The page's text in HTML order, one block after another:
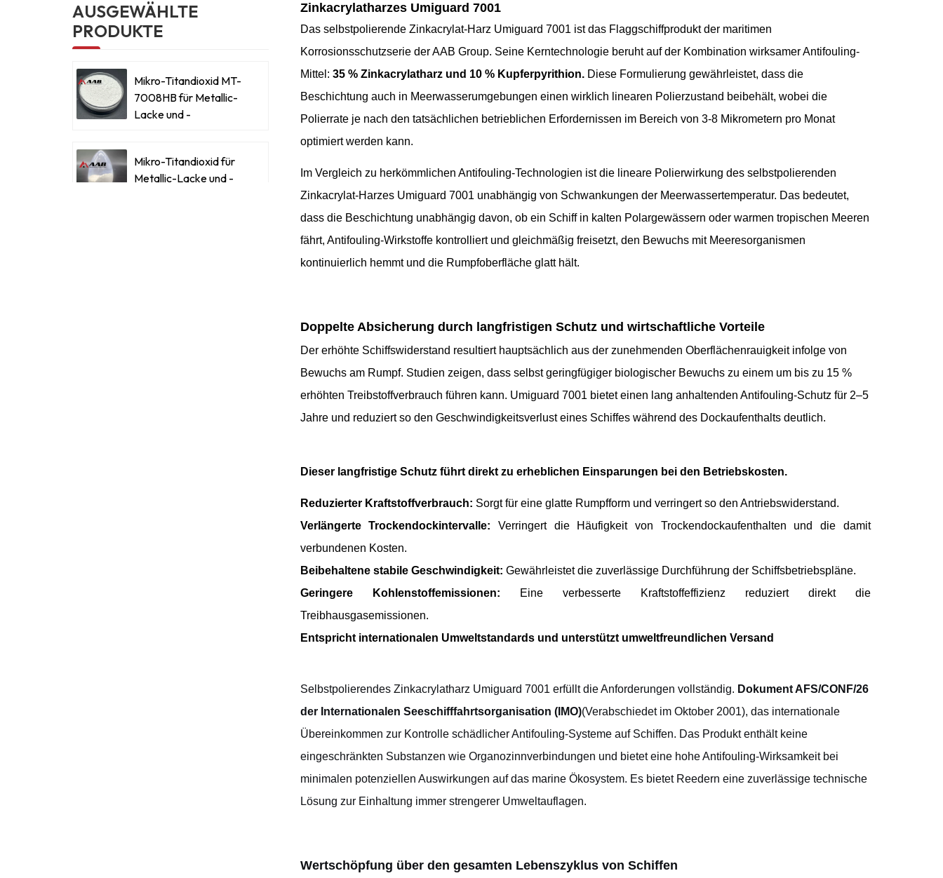
Zinkacrylatharzes Umiguard 7001
Das selbstpolierende Zinkacrylat-Harz Umiguard 7001 ist das Flaggschiffprodukt der maritimen
Korrosionsschutzserie der AAB Group. Seine Kerntechnologie beruht auf der Kombination wirksamer Antifouling-
Mittel: 35 % Zinkacrylatharz und 10 % Kupferpyrithion.Diese Formulierung gewährleistet, dass die
Beschichtung auch in Meerwasserumgebungen einen wirklich linearen Polierzustand beibehält, wobei die
Polierrate je nach den tatsächlichen betrieblichen Erfordernissen im Bereich von 3-8 Mikrometern pro Monat
optimiert werden kann.
Im Vergleich zu herkömmlichen Antifouling-Technologien ist die lineare Polierwirkung des selbstpolierenden
Zinkacrylat-Harzes Umiguard 7001 unabhängig von Schwankungen der Meerwassertemperatur. Das bedeutet,
dass die Beschichtung unabhängig davon, ob ein Schiff in kalten Polargewässern oder warmen tropischen Meeren
fährt, Antifouling-Wirkstoffe kontrolliert und gleichmäßig freisetzt, den Bewuchs mit Meeresorganismen
kontinuierlich hemmt und die Rumpfoberfläche glatt hält.
Doppelte Absicherung durch langfristigen Schutz und wirtschaftliche Vorteile
Der erhöhte Schiffswiderstand resultiert hauptsächlich aus der zunehmenden Oberflächenrauigkeit infolge von
Bewuchs am Rumpf. Studien zeigen, dass selbst geringfügiger biologischer Bewuchs zu einem um bis zu 15 %
erhöhten Treibstoffverbrauch führen kann. Umiguard 7001 bietet einen lang anhaltenden Antifouling-Schutz für 2–5
Jahre und reduziert so den Geschwindigkeitsverlust eines Schiffes während des Dockaufenthalts deutlich.
Dieser langfristige Schutz führt direkt zu erheblichen Einsparungen bei den Betriebskosten.
Reduzierter Kraftstoffverbrauch: Sorgt für eine glatte Rumpfform und verringert so den Antriebswiderstand.
Verlängerte Trockendockintervalle: Verringert die Häufigkeit von Trockendockaufenthalten und die damit
verbundenen Kosten.
Beibehaltene stabile Geschwindigkeit: Gewährleistet die zuverlässige Durchführung der Schiffsbetriebspläne.
Geringere Kohlenstoffemissionen: Eine verbesserte Kraftstoffeffizienz reduziert direkt die
Treibhausgasemissionen.
Entspricht internationalen Umweltstandards und unterstützt umweltfreundlichen Versand
Selbstpolierendes Zinkacrylatharz Umiguard 7001 erfüllt die Anforderungen vollständig. Dokument AFS/CONF/26
der Internationalen Seeschifffahrtsorganisation (IMO)(Verabschiedet im Oktober 2001), das internationale
Übereinkommen zur Kontrolle schädlicher Antifouling-Systeme auf Schiffen. Das Produkt enthält keine
eingeschränkten Substanzen wie Organozinnverbindungen und bietet eine hohe Antifouling-Wirksamkeit bei
minimalen potenziellen Auswirkungen auf das marine Ökosystem. Es bietet Reedern eine zuverlässige technische
Lösung zur Einhaltung immer strengerer Umweltauflagen.
Wertschöpfung über den gesamten Lebenszyklus von Schiffen
AUSGEWÄHLTE
PRODUKTE
Mikro-Titandioxid MT-
7008HB für Metallic-
Lacke und -
Mikro-Titandioxid für
Metallic-Lacke und -